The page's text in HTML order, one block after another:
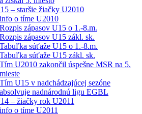
– staršie žiačky U2010
info o tíme U2010
Rozpis zápasov U15 o 1.-8.m.
Rozpis zápasov U15 zákl. sk.
Tabuľka súťaže U15 o 1.-8.m.
Tabuľka súťaže U15 zákl. sk.
Tím U2010 zakončil úspešne MSR na 5.
mieste
Tím U15 v nadchádzajúcej sezóne
absolvuje nadnárodnú ligu EGBL
– žiačky rok U2011
info o tíme U2011